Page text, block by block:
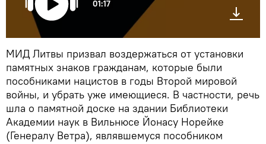
01:17
МИД Литвы призвал воздержаться от установки
памятных знаков гражданам, которые были
пособниками нацистов в годы Второй мировой
войны, и убрать уже имеющиеся. В частности, речь
шла о памятной доске на здании Библиотеки
Академии наук в Вильнюсе Йонасу Норейке
(Генералу Ветра), являвшемуся пособником